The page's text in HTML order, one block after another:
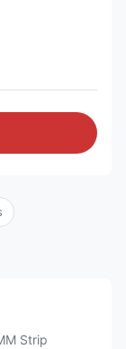
Strip